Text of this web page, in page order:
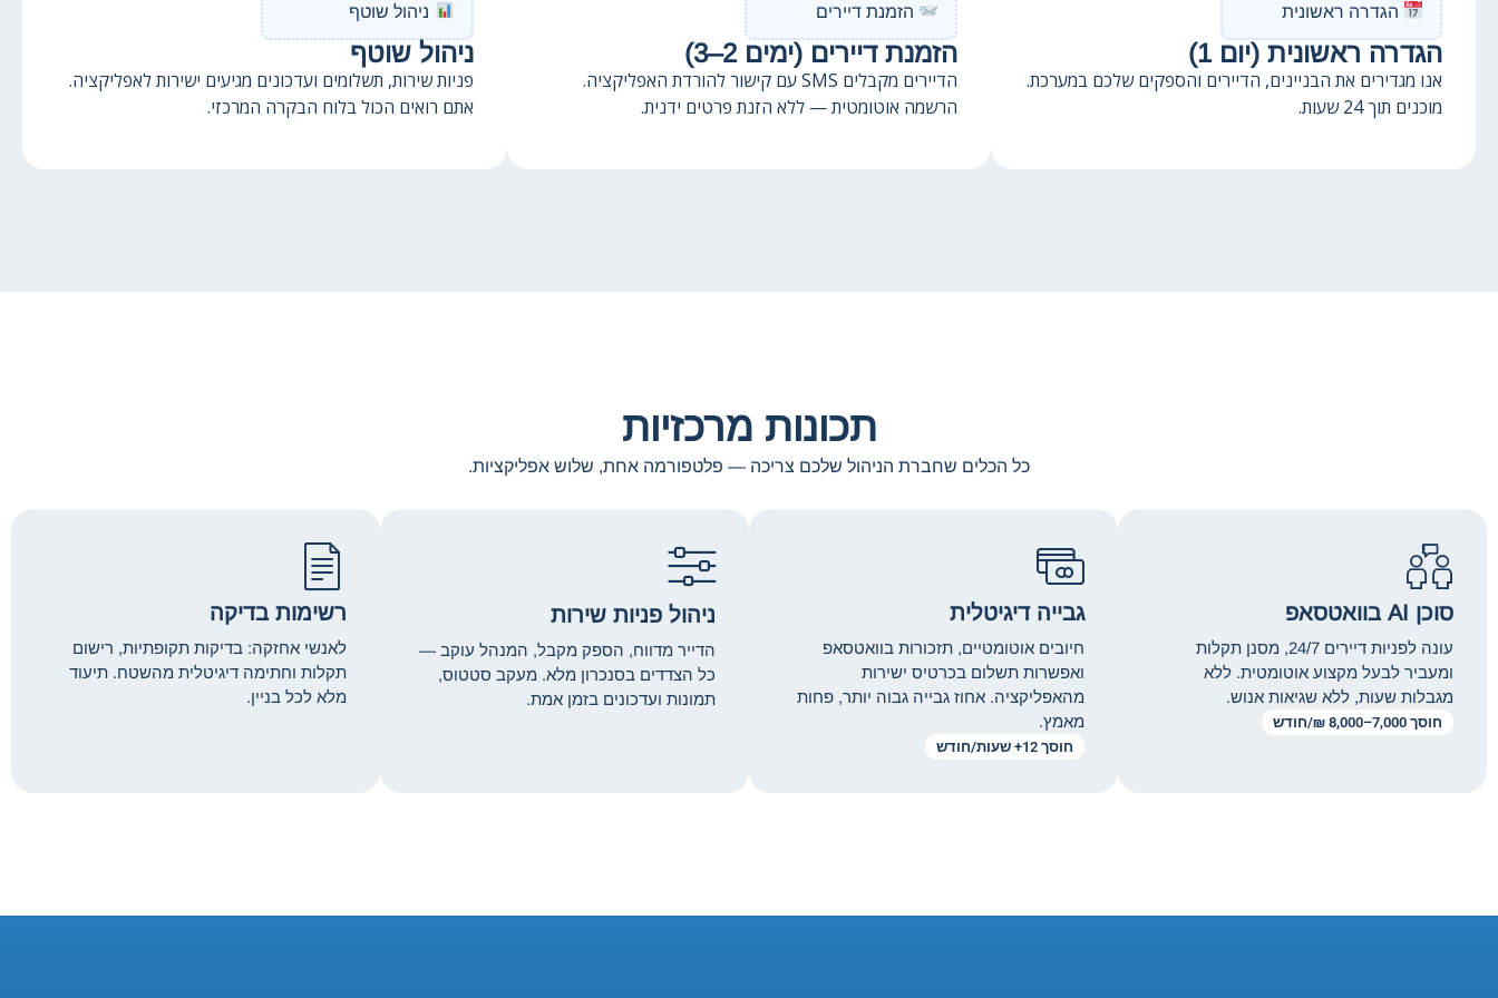
הגדרה ראשונית
הגדרה ראשונית (יום 1)
אנו מגדירים את הבניינים, הדיירים והספקים שלכם במערכת.
מוכנים תוך 24 שעות.
הזמנת דיירים
הזמנת דיירים (ימים 2–3)
הדיירים מקבלים SMS עם קישור להורדת האפליקציה.
הרשמה אוטומטית — ללא הזנת פרטים ידנית.
ניהול שוטף
ניהול שוטף
פניות שירות, תשלומים ועדכונים מגיעים ישירות לאפליקציה.
אתם רואים הכול בלוח הבקרה המרכזי.
תכונות מרכזיות
כל הכלים שחברת הניהול שלכם צריכה — פלטפורמה אחת, שלוש אפליקציות.
סוכן AI בוואטסאפ
עונה לפניות דיירים 24/7, מסנן תקלות
ומעביר לבעל מקצוע אוטומטית. ללא
מגבלות שעות, ללא שגיאות אנוש.
חוסך 7,000–8,000 ₪/חודש
גבייה דיגיטלית
חיובים אוטומטיים, תזכורות בוואטסאפ
ואפשרות תשלום בכרטיס ישירות
מהאפליקציה. אחוז גבייה גבוה יותר, פחות
מאמץ.
חוסך 12+ שעות/חודש
ניהול פניות שירות
הדייר מדווח, הספק מקבל, המנהל עוקב —
כל הצדדים בסנכרון מלא. מעקב סטטוס,
תמונות ועדכונים בזמן אמת.
רשימות בדיקה
לאנשי אחזקה: בדיקות תקופתיות, רישום
תקלות וחתימה דיגיטלית מהשטח. תיעוד
מלא לכל בניין.